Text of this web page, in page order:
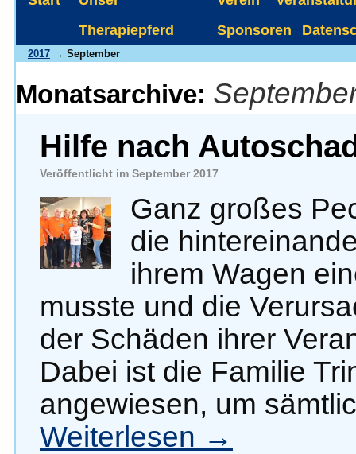
Therapiepferd
Sponsoren
2017 → September
Monatsarchive:
Hilfe nach
Veröffentlicht im September 2017
Ganz großes
die
ihrem Wagen
musste und die
der Schäden ihrer
Dabei ist die Familie
angewiesen, um
Weiterlesen →